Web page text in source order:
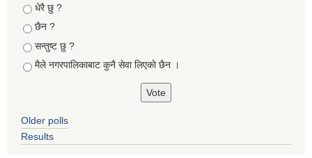
Choices
धेरै छु ?
छैन ?
सन्तुष्ट छु ?
मैले नगरपालिकाबाट कुनै सेवा लिएकाे छैन ।
Older polls
Results